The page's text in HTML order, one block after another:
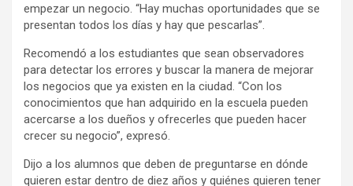
empezar un negocio. “Hay muchas oportunidades que se
presentan todos los días y hay que pescarlas”.
Recomendó a los estudiantes que sean observadores
para detectar los errores y buscar la manera de mejorar
los negocios que ya existen en la ciudad. “Con los
conocimientos que han adquirido en la escuela pueden
acercarse a los dueños y ofrecerles que pueden hacer
crecer su negocio”, expresó.
Dijo a los alumnos que deben de preguntarse en dónde
quieren estar dentro de diez años y quiénes quieren tener